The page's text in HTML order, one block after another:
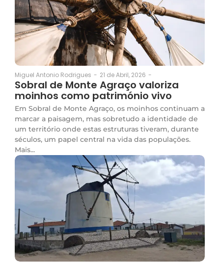
Miguel Antonio Rodrigues - 21 de Abril, 2026 -
Sobral de Monte Agraço valoriza
moinhos como património vivo
Em Sobral de Monte Agraço, os moinhos continuam a
marcar a paisagem, mas sobretudo a identidade de
um território onde estas estruturas tiveram, durante
séculos, um papel central na vida das populações.
Mais...